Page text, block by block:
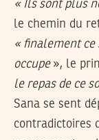
« Ils sont plus
le chemin du
« finalement ce
occupe », le
le repas de ce
Sana se sent
contradictoires